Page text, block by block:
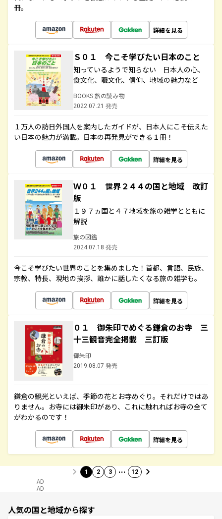
冊。
詳細を見る
Ｓ０１ 今こそ学びたい日本のこと
知っているようで知らない 日本人の心、
食文化、職文化、信仰、地域の魅力など
BOOKS 旅の読み物
2022.07.21 発売
１万人の訪日外国人を案内したガイドが、日本人にこそ伝えた
い日本の魅力が満載。日本の再発見ができる１冊！
詳細を見る
Ｗ０１ 世界２４４の国と地域 改訂
版
１９７ヵ国と４７地域を旅の雑学とともに
解説
旅の図鑑
2024.07.18 発売
今こそ学びたい世界のことを集めました！首都、言語、民族、
宗教、特長、現地の挨拶、誰かに話したくなる旅の雑学も。
詳細を見る
０１ 御朱印でめぐる鎌倉のお寺 三
十三観音完全掲載 三訂版
御朱印
2019.08.07 発売
鎌倉の観光といえば、季節の花とお寺めぐり。それだけではあ
りません。お寺には御朱印があり、これに触れればお寺の全て
がわかるのです！
詳細を見る
1 2 3 … 12
AD
AD
人気の国と地域から探す